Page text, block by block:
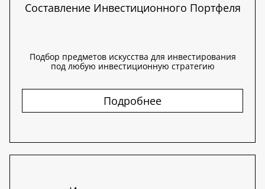
Составление Инвестиционного Портфеля
Подбор предметов искусства для инвестирования
под любую инвестиционную стратегию
Подробнее